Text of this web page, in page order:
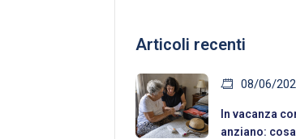
Articoli recenti
08/06/
In vacanza
anziano: